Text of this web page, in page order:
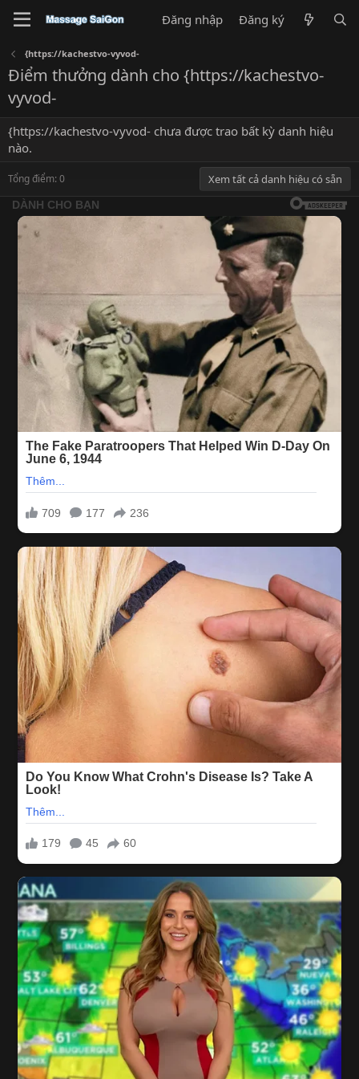
Đăng nhập Đăng ký
{https://kachestvo-vyvod-
Điểm thưởng dành cho {https://kachestvo-
vyvod-
{https://kachestvo-vyvod- chưa được trao bất kỳ danh hiệu
nào.
Tổng điểm: 0 Xem tất cả danh hiệu có sẵn